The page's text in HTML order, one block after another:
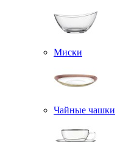
Миски
Чайные чашки